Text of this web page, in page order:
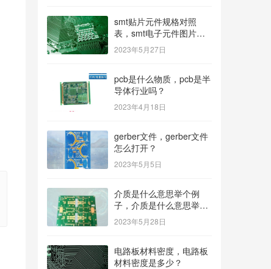
smt贴片元件规格对照
表，smt电子元件图片及
名称？
2023年5月27日
pcb是什么物质，pcb是半
导体行业吗？
2023年4月18日
gerber文件，gerber文件
怎么打开？
2023年5月5日
介质是什么意思举个例
子，介质是什么意思举个
例子造句？
2023年5月28日
电路板材料密度，电路板
材料密度是多少？